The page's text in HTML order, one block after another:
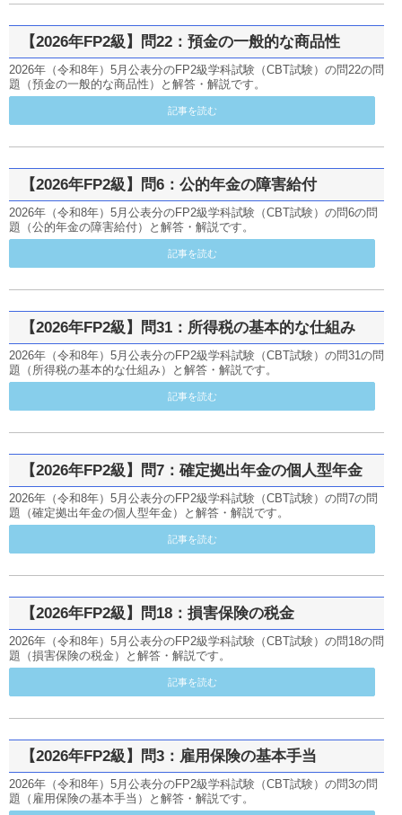
【2026年FP2級】問22：預金の一般的な商品性
2026年（令和8年）5月公表分のFP2級学科試験（CBT試験）の問22の問
題（預金の一般的な商品性）と解答・解説です。
記事を読む
【2026年FP2級】問6：公的年金の障害給付
2026年（令和8年）5月公表分のFP2級学科試験（CBT試験）の問6の問
題（公的年金の障害給付）と解答・解説です。
記事を読む
【2026年FP2級】問31：所得税の基本的な仕組み
2026年（令和8年）5月公表分のFP2級学科試験（CBT試験）の問31の問
題（所得税の基本的な仕組み）と解答・解説です。
記事を読む
【2026年FP2級】問7：確定拠出年金の個人型年金
2026年（令和8年）5月公表分のFP2級学科試験（CBT試験）の問7の問
題（確定拠出年金の個人型年金）と解答・解説です。
記事を読む
【2026年FP2級】問18：損害保険の税金
2026年（令和8年）5月公表分のFP2級学科試験（CBT試験）の問18の問
題（損害保険の税金）と解答・解説です。
記事を読む
【2026年FP2級】問3：雇用保険の基本手当
2026年（令和8年）5月公表分のFP2級学科試験（CBT試験）の問3の問
題（雇用保険の基本手当）と解答・解説です。